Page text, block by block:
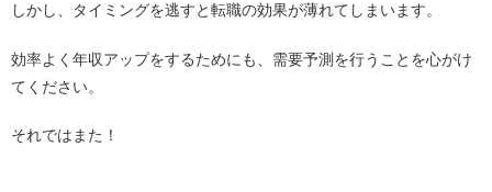
しかし、タイミングを逃すと転職の効果が薄れてしまいます。
効率よく年収アップをするためにも、需要予測を行うことを心がけ
てください。
それではまた！